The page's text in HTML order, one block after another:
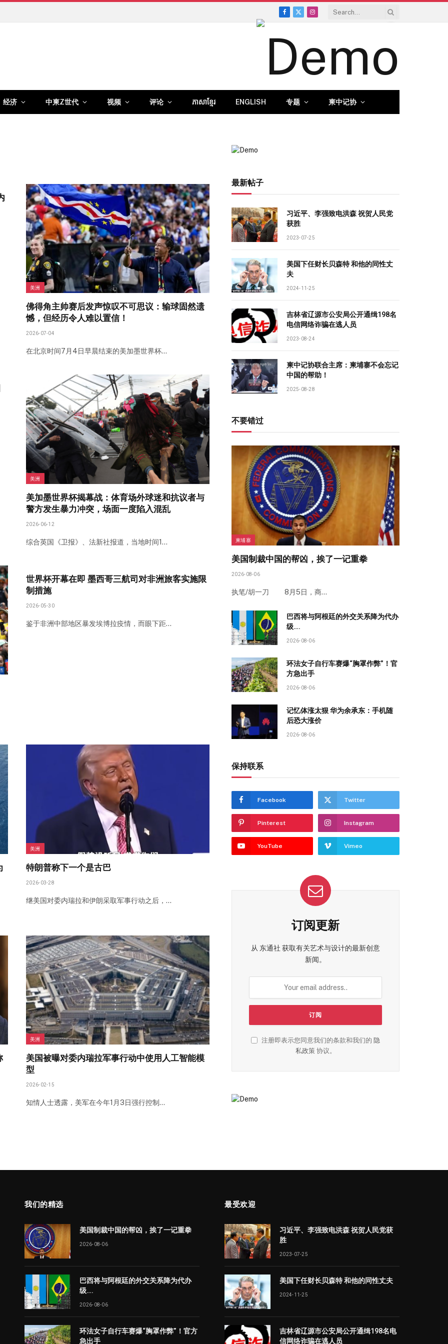
Facebook
X
Instagram
经济 中柬Z世代 视频 评论 ភាសាខ្មែរ ENGLISH 专题 柬中记协
美洲
佛得角主帅赛后发声惊叹不可思议：输球固然遗
憾，但经历令人难以置信！
2026-07-04
在北京时间7月4日早晨结束的美加墨世界杯…
美洲
美加墨世界杯揭幕战：体育场外球迷和抗议者与
警方发生暴力冲突，场面一度陷入混乱
2026-06-12
综合英国《卫报》、法新社报道，当地时间1…
世界杯开幕在即 墨西哥三航司对非洲旅客实施限
制措施
2026-05-30
鉴于非洲中部地区暴发埃博拉疫情，而眼下距…
美洲
特朗普称下一个是古巴
2026-03-28
继美国对委内瑞拉和伊朗采取军事行动之后，…
美洲
美国被曝对委内瑞拉军事行动中使用人工智能模
型
2026-02-15
知情人士透露，美军在今年1月3日强行控制…
最新帖子
习近平、李强致电洪森 祝贺人民党
获胜
2023-07-25
美国下任财长贝森特 和他的同性丈
夫
2024-11-25
吉林省辽源市公安局公开通缉198名
电信网络诈骗在逃人员
2023-08-24
柬中记协联合主席：柬埔寨不会忘记
中国的帮助！
2025-08-28
不要错过
柬埔寨
美国制裁中国的帮凶，挨了一记重拳
2026-08-06
执笔/胡一刀 8月5日，商…
巴西将与阿根廷的外交关系降为代办
级….
2026-08-06
环法女子自行车赛爆“胸罩作弊”！官
方急出手
2026-08-06
记忆体涨太狠 华为余承东：手机随
后恐大涨价
2026-08-06
保持联系
Facebook Twitter
Pinterest Instagram
YouTube Vimeo
订阅更新
从 东通社 获取有关艺术与设计的最新创意
新闻。
注册即表示您同意我们的条款和我们的 隐
私政策协议。
我们的精选
美国制裁中国的帮凶，挨了一记重拳
2026-08-06
巴西将与阿根廷的外交关系降为代办
级….
2026-08-06
环法女子自行车赛爆“胸罩作弊”！官方
急出手
最受欢迎
习近平、李强致电洪森 祝贺人民党获
胜
2023-07-25
美国下任财长贝森特 和他的同性丈夫
2024-11-25
吉林省辽源市公安局公开通缉198名电
信网络诈骗在逃人员